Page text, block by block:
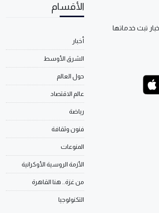
تبث خدماتها
الأقسام
أخبار
الشرق الأوسط
حول العالم
عالم الاقتصاد
رياضة
فنون وثقافة
المنوعات
الأزمة الروسية الأوكرانية
من غزة.. هنا القاهرة
التكنولوجيا